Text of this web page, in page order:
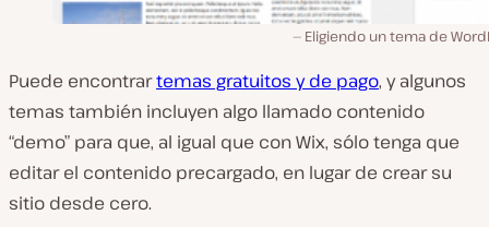
Eligiendo un tema de
Puede encontrartemas gratuitos y de pago, y algunos
temas también incluyen algo llamado contenido
“demo” para que, al igual que con Wix, sólo tenga que
editar el contenido precargado, en lugar de crear su
sitio desde cero.